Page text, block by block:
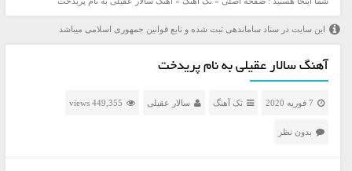
این سایت در ستاد ساماندهی ثبت شده و تابع قوانین جمهوری اسلامی میباشد
آهنگ سالار عقیلی به نام پریدخت
7 فوریه 2020 تک آهنگ سالار عقیلی 449,355 views
بدون نظر